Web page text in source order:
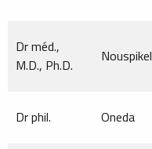
Dr méd.,
M.D., Ph.D.
Nouspikel
Dr phil. Oneda